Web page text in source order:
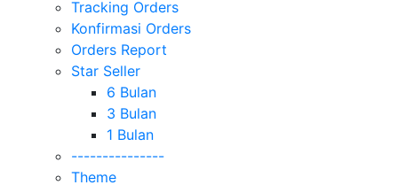
Tracking Orders
Konfirmasi Orders
Orders Report
Star Seller
6 Bulan
3 Bulan
1 Bulan
---------------
Theme